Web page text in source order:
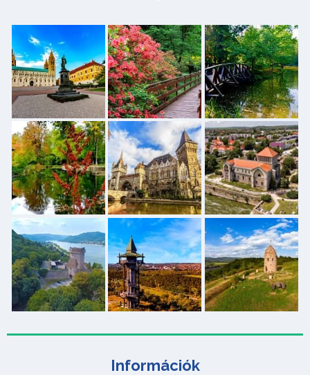
Információk